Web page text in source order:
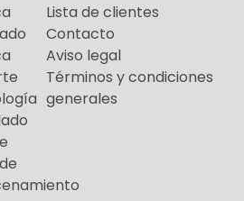
Lista de clientes
Contacto
Aviso legal
Términos y condiciones
generales